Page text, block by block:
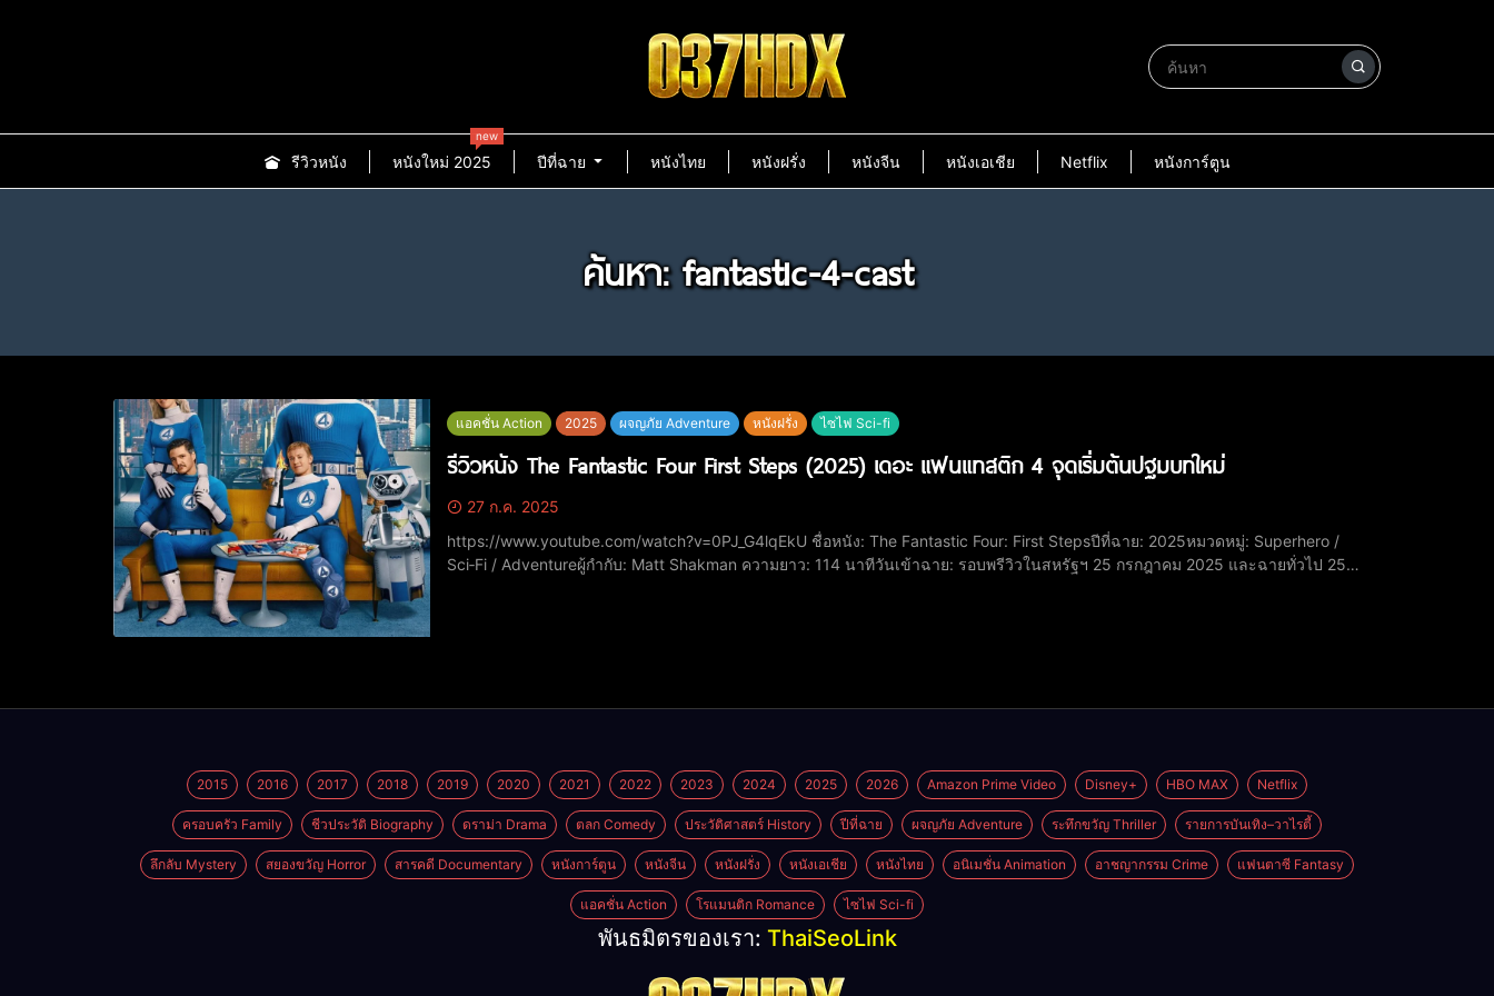
รีวิวหนัง หนังใหม่ 2025
new
ปีที่ฉาย หนังไทย หนังฝรั่ง หนังจีน หนังเอเชีย Netflix หนังการ์ตูน
ค้นหา: fantastic-4-cast
แอคชั่น Action 2025 ผจญภัย Adventure หนังฝรั่ง ไซไฟ Sci-fi
รีวิวหนัง The Fantastic Four First Steps (2025) เดอะ แฟนแทสติก 4 จุดเริ่มต้นปฐมบทใหม่
27 ก.ค. 2025
https://www.youtube.com/watch?v=0PJ_G4lqEkU ชื่อหนัง: The Fantastic Four: First Stepsปีที่ฉาย: 2025หมวดหมู่: Superhero /
Sci‑Fi / Adventureผู้กำกับ: Matt Shakman ความยาว: 114 นาทีวันเข้าฉาย: รอบพรีวิวในสหรัฐฯ 25 กรกฎาคม 2025 และฉายทั่วไป 25
2015 2016 2017 2018 2019 2020 2021 2022 2023 2024 2025 2026 Amazon Prime Video Disney+ HBO MAX Netflix
ครอบครัว Family ชีวประวัติ Biography ดราม่า Drama ตลก Comedy ประวัติศาสตร์ History ปีที่ฉาย ผจญภัย Adventure ระทึกขวัญ Thriller รายการบันเทิง–วาไรตี้
ลึกลับ Mystery สยองขวัญ Horror สารคดี Documentary หนังการ์ตูน หนังจีน หนังฝรั่ง หนังเอเชีย หนังไทย อนิเมชั่น Animation อาชญากรรม Crime แฟนตาซี Fantasy
แอคชั่น Action โรแมนติก Romance ไซไฟ Sci-fi
พันธมิตรของเรา: ThaiSeoLink